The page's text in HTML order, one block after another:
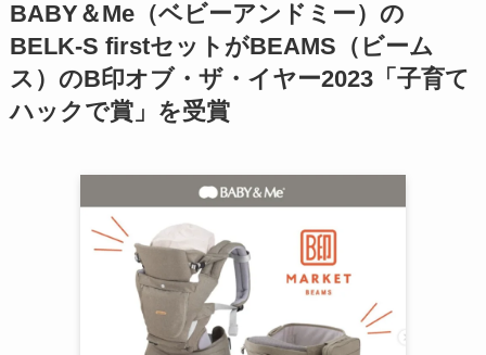
BABY＆Me（ベビーアンドミー）の
BELK-S firstセットがBEAMS（ビーム
ス）のB印オブ・ザ・イヤー2023「子育て
ハックで賞」を受賞